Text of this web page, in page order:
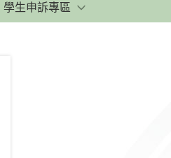
學生申訴專區